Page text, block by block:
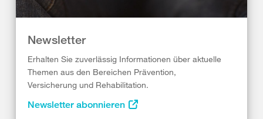
Newsletter
Erhalten Sie zuverlässig Informationen über aktuelle
Themen aus den Bereichen Prävention,
Versicherung und Rehabilitation.
Newsletter abonnieren